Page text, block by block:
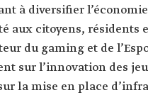
à diversifier
aux citoyens, résidents
du gaming et de
sur l’innovation des
la mise en place